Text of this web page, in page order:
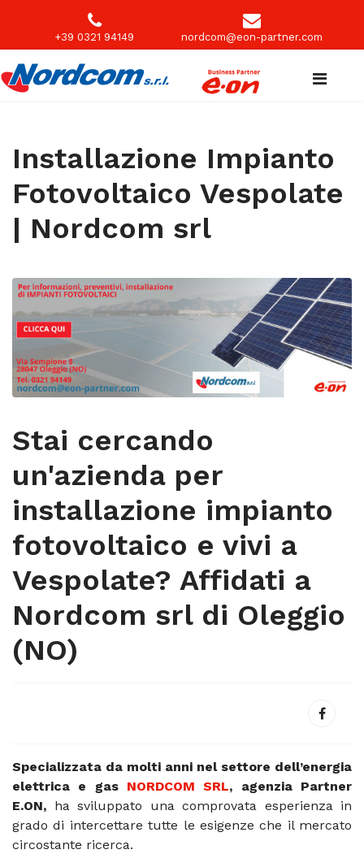
+39 0321 94149 nordcom@eon-partner.com
Installazione Impianto
Fotovoltaico Vespolate
| Nordcom srl
Stai cercando
un'azienda per
installazione impianto
fotovoltaico e vivi a
Vespolate? Affidati a
Nordcom srl di Oleggio
(NO)
Specializzata da molti anni nel settore dell’energia
elettrica e gas NORDCOM SRL, agenzia Partner
E.ON, ha sviluppato una comprovata esperienza in
grado di intercettare tutte le esigenze che il mercato
circostante ricerca.